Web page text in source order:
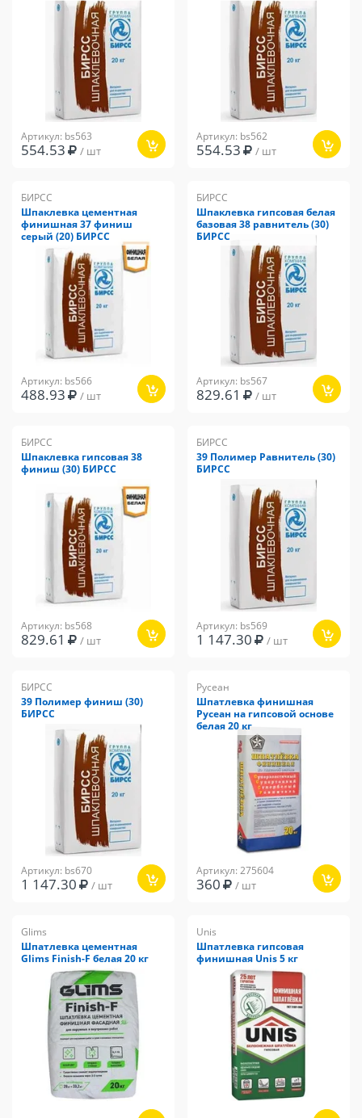
Артикул: bs563
554.53 / шт
Артикул: bs562
554.53 / шт
БИРСС
Шпаклевка цементная
финишная 37 финиш
серый (20) БИРСС
Артикул: bs566
488.93 / шт
БИРСС
Шпаклевка гипсовая белая
базовая 38 равнитель (30)
БИРСС
Артикул: bs567
829.61 / шт
БИРСС
Шпаклевка гипсовая 38
финиш (30) БИРСС
Артикул: bs568
829.61 / шт
БИРСС
39 Полимер Равнитель (30)
БИРСС
Артикул: bs569
1 147.30 / шт
БИРСС
39 Полимер финиш (30)
БИРСС
Артикул: bs670
1 147.30 / шт
Русеан
Шпатлевка финишная
Русеан на гипсовой основе
белая 20 кг
Артикул: 275604
360 / шт
Glims
Шпатлевка цементная
Glims Finish-F белая 20 кг
Unis
Шпатлевка гипсовая
финишная Unis 5 кг